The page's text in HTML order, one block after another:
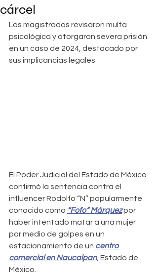
cárcel
Los magistrados revisaron multa
psicológica y otorgaron severa prisión
en un caso de 2024, destacado por
sus implicancias legales
El Poder Judicial del Estado de México
confirmó la sentencia contra el
influencer Rodolfo “N” popularmente
conocido como “Fofo” Márquez por
haber intentado matar a una mujer
por medio de golpes en un
estacionamiento de un centro
comercial en Naucalpan, Estado de
México.